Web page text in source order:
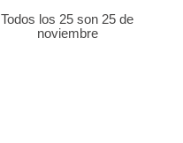
Todos los 25 son 25 de
noviembre